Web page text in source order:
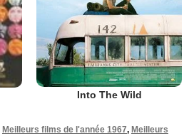
Into The Wild
Meilleurs films de l'année 1967, Meilleurs